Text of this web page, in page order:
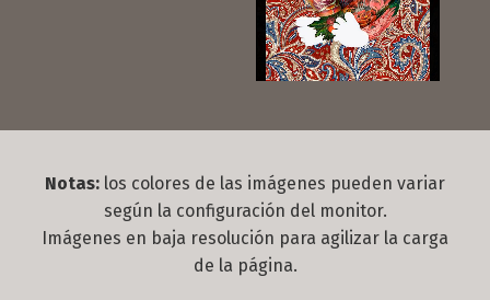
Notas: los colores de las imágenes pueden variar
según la configuración del monitor.
Imágenes en baja resolución para agilizar la carga
de la página.